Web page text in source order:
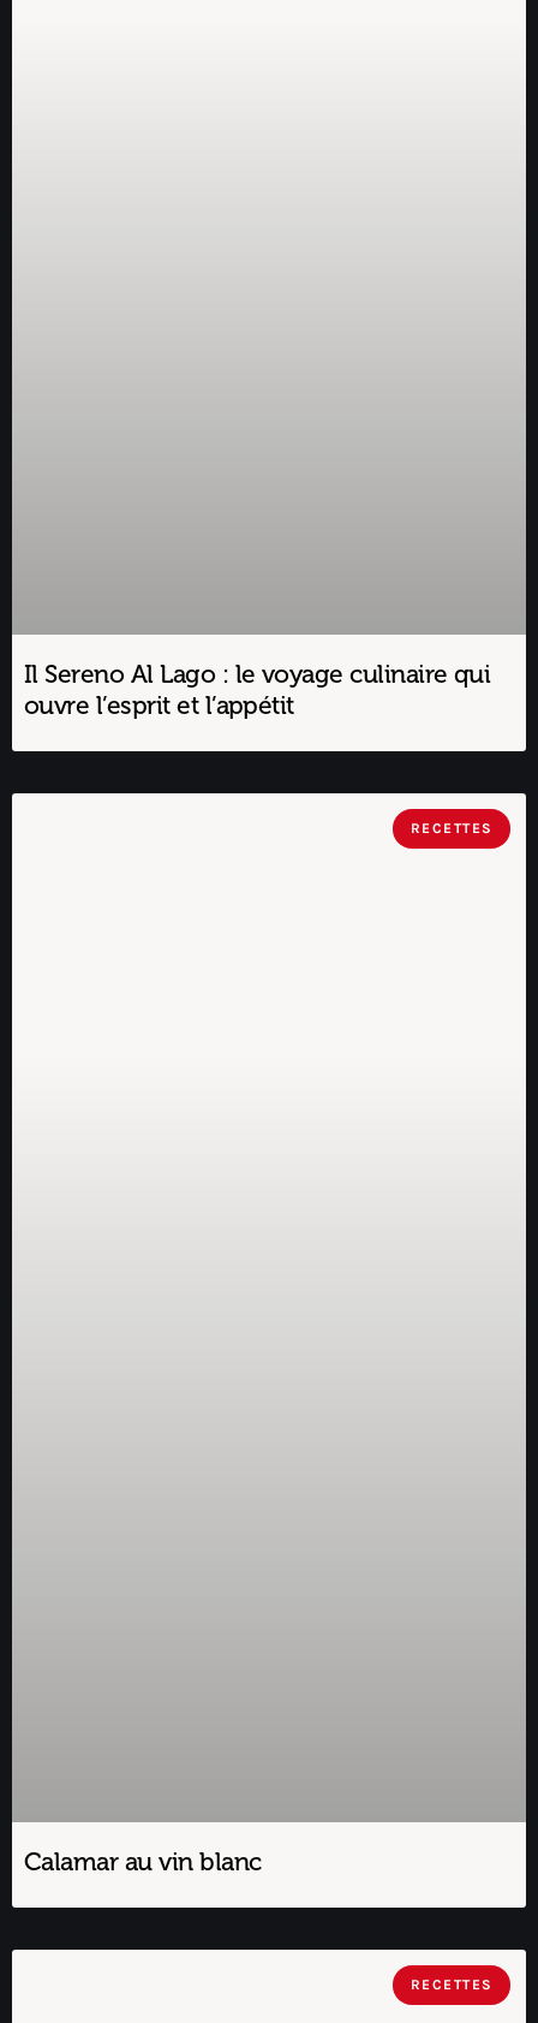
Il Sereno Al Lago : le voyage culinaire qui
ouvre l’esprit et l’appétit
RECETTES
Calamar au vin blanc
RECETTES